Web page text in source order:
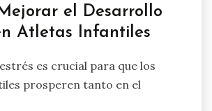
el Desarrollo
Atletas Infantiles
es crucial para que los
prosperen tanto en el